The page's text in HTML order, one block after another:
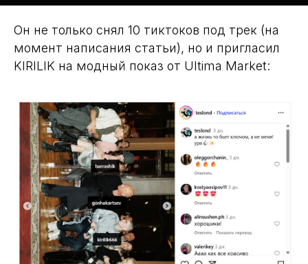
Он не только снял 10 тиктоков под трек (на
момент написания статьи), но и пригласил
KIRILIK на модный показ от Ultima Market: